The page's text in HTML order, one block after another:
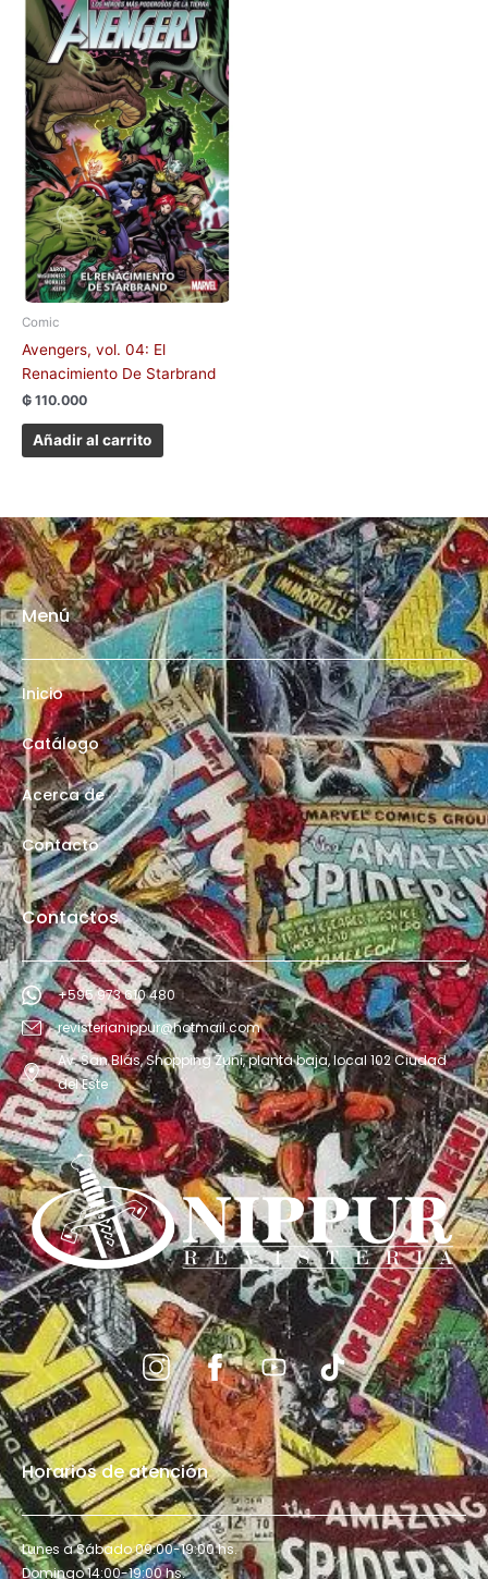
Comic
Avengers, vol. 04: El
Renacimiento De Starbrand
₲ 110.000
Añadir al carrito
Menú
Inicio
Catálogo
Acerca de
Contacto
Contactos
+595 973 610 480
revisterianippur@hotmail.com
Av. San Blás, Shopping Zuni, planta baja, local 102 Ciudad
del Este
Horarios de atención
Lunes a Sábado 09:00-19:00 hs.
Domingo 14:00-19:00 hs.